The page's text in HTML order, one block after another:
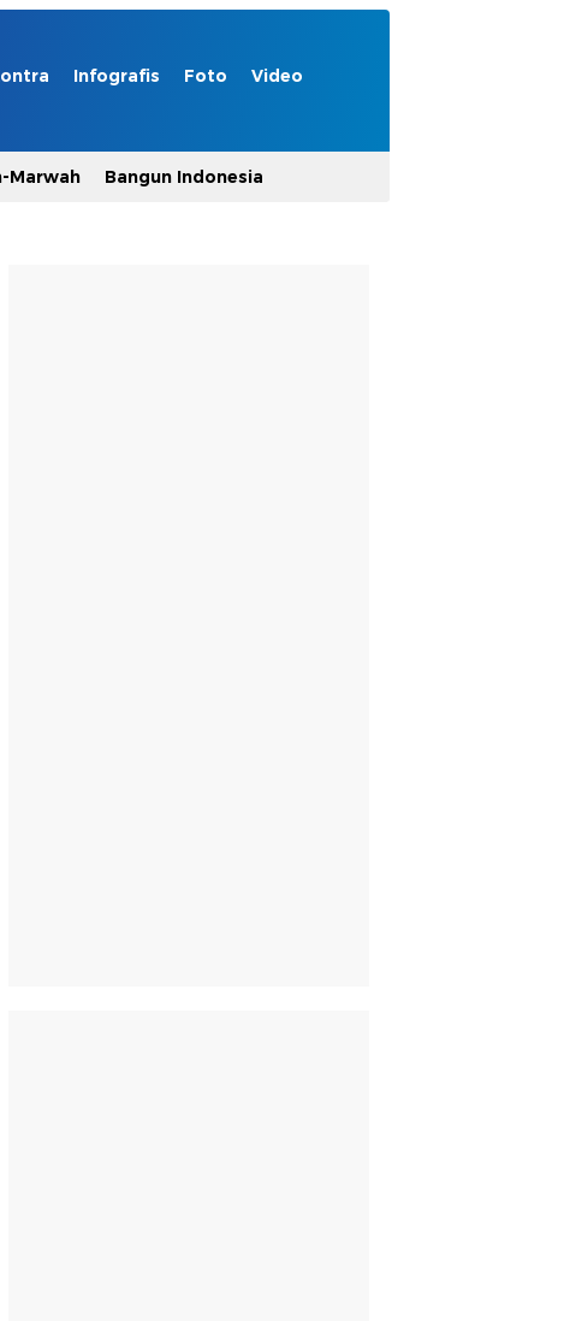
Infografis Foto Video
Marwah Bangun Indonesia